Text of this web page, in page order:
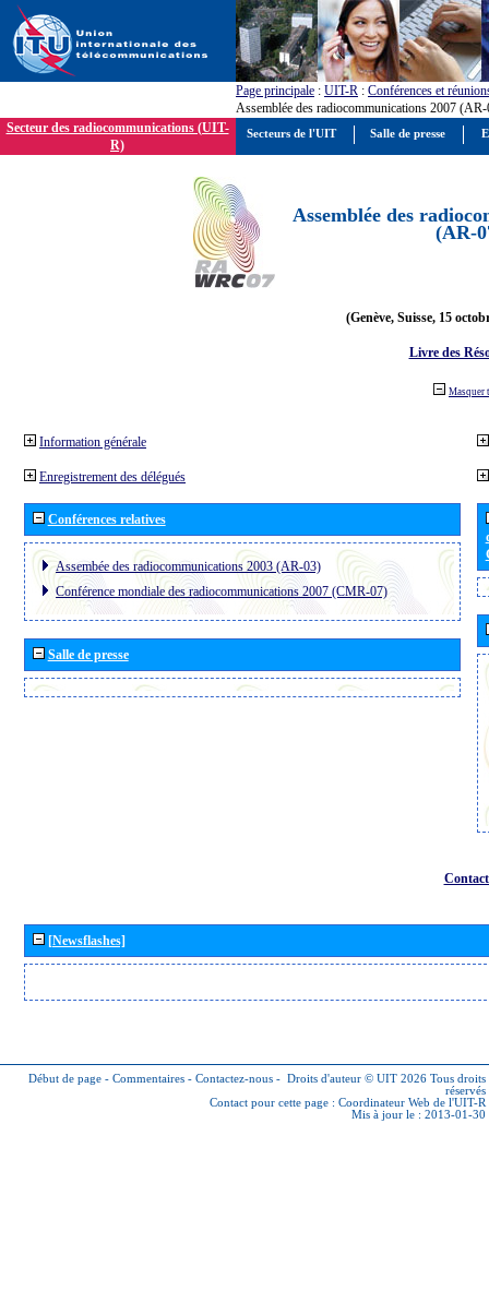
Page principale : UIT-R : Conférences et
Assemblée des radiocommunications 2007
Secteur des radiocommunications (UIT-
R)
Assemblée des
(AR-
(Genève, Suisse, 15
Livre des
Masquer
Information générale
Enregistrement des délégués
Conférences relatives
Assembée des radiocommunications 2003 (AR-03)
Conférence mondiale des radiocommunications 2007 (CMR-07)
Salle de presse
[Newsflashes]
Début de page - Commentaires - Contactez-nous - Droits d'auteur © UIT 2026 Tous droits
réservés
Contact pour cette page : Coordinateur Web de l'UIT-R
Mis à jour le : 2013-01-30
Secteurs de l'UIT Salle de presse